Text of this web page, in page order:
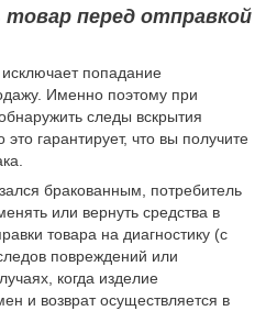
перед отправкой
попадание
Именно поэтому при
следы вскрытия
гарантирует, что вы получите
бракованным, потребитель
или вернуть средства в
товара на диагностику (с
повреждений или
когда изделие
и возврат осуществляется в